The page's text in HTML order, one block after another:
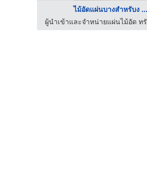
ไม้อัดแผ่นบางสำหรับง ...
ผู้นำเข้าและจำหน่ายแผ่นไม้อัด ท